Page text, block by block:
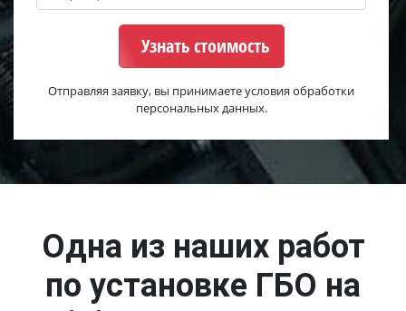
Узнать стоимость
Отправляя заявку, вы принимаете условия обработки
персональных данных.
Одна из наших работ
по установке ГБО на